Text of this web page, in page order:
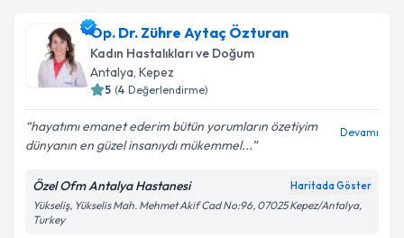
Op. Dr. Zühre Aytaç Özturan
Kadın Hastalıkları ve Doğum
Antalya, Kepez
5 (4 Değerlendirme)
hayatımı emanet ederim bütün yorumların özetiyim
dünyanın en güzel insanıydı mükemmel...
Devamı
Özel Ofm Antalya Hastanesi Haritada Göster
Yükseliş, Yükselis Mah. Mehmet Akif Cad No:96, 07025 Kepez/Antalya,
Turkey